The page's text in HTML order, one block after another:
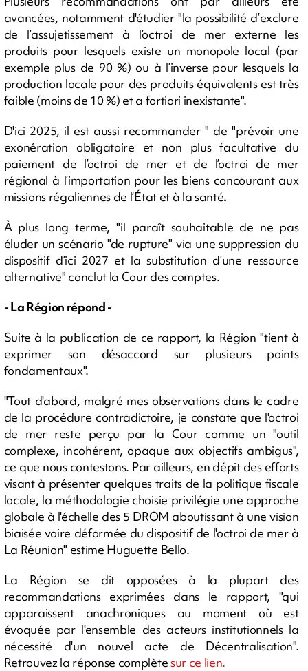
avancées, notamment d'étudier "la possibilité d’exclure
de l’assujetissement à l’octroi de mer externe les
produits pour lesquels existe un monopole local (par
exemple plus de 90 %) ou à l’inverse pour lesquels la
production locale pour des produits équivalents est très
faible (moins de 10 %) et a fortiori inexistante".
D'ici 2025, il est aussi recommander " de "prévoir une
exonération obligatoire et non plus facultative du
paiement de l’octroi de mer et de l’octroi de mer
régional à l’importation pour les biens concourant aux
missions régaliennes de l’État et à la santé.
À plus long terme, "il paraît souhaitable de ne pas
éluder un scénario "de rupture" via une suppression du
dispositif d’ici 2027 et la substitution d’une ressource
alternative" conclut la Cour des comptes.
- La Région répond -
Suite à la publication de ce rapport, la Région "tient à
exprimer son désaccord sur plusieurs points
fondamentaux".
"Tout d'abord, malgré mes observations dans le cadre
de la procédure contradictoire, je constate que l'octroi
de mer reste perçu par la Cour comme un "outil
complexe, incohérent, opaque aux objectifs ambigus",
ce que nous contestons. Par ailleurs, en dépit des efforts
visant à présenter quelques traits de la politique fiscale
locale, la méthodologie choisie privilégie une approche
globale à l'échelle des 5 DROM aboutissant à une vision
biaisée voire déformée du dispositif de l'octroi de mer à
La Réunion" estime Huguette Bello.
La Région se dit opposées à la plupart des
recommandations exprimées dans le rapport, "qui
apparaissent anachroniques au moment où est
évoquée par l'ensemble des acteurs institutionnels la
nécessité d'un nouvel acte de Décentralisation".
Retrouvez la réponse complètesur ce lien.